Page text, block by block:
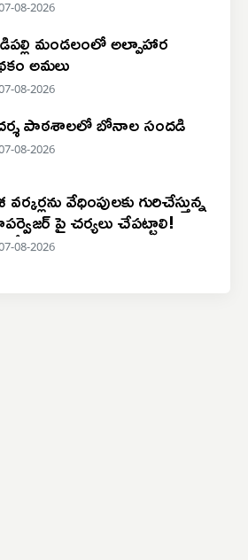
08-2026
మండలంలో అల్పాహార
అమలు
08-2026
పాఠశాలలో బోనాల సందడి
08-2026
వేధింపులకు గురిచేస్తున్న
పై చర్యలు చేపట్టాలి!
08-2026